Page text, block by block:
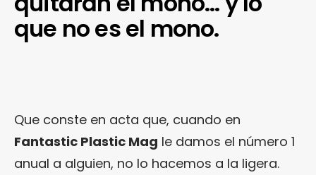
que no es el mono.
Que conste en acta que, cuando en
Fantastic Plastic Mag le damos el número 1
anual a alguien, no lo hacemos a la ligera.